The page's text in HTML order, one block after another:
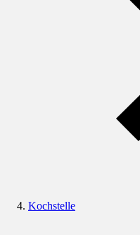
Kochstelle